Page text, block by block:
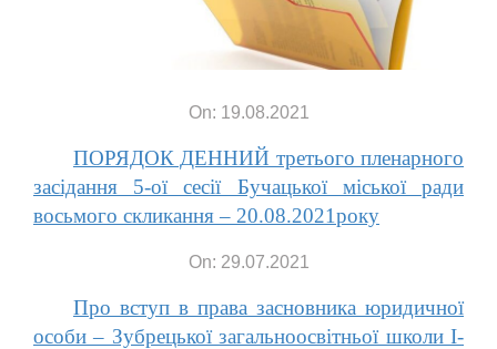
On: 19.08.2021
ПОРЯДОК ДЕННИЙ третього пленарного
засідання 5-ої cесії Бучацької міської ради
восьмого скликання – 20.08.2021року
On: 29.07.2021
Про вступ в права засновника юридичної
особи – Зубрецької загальноосвітньої школи І-